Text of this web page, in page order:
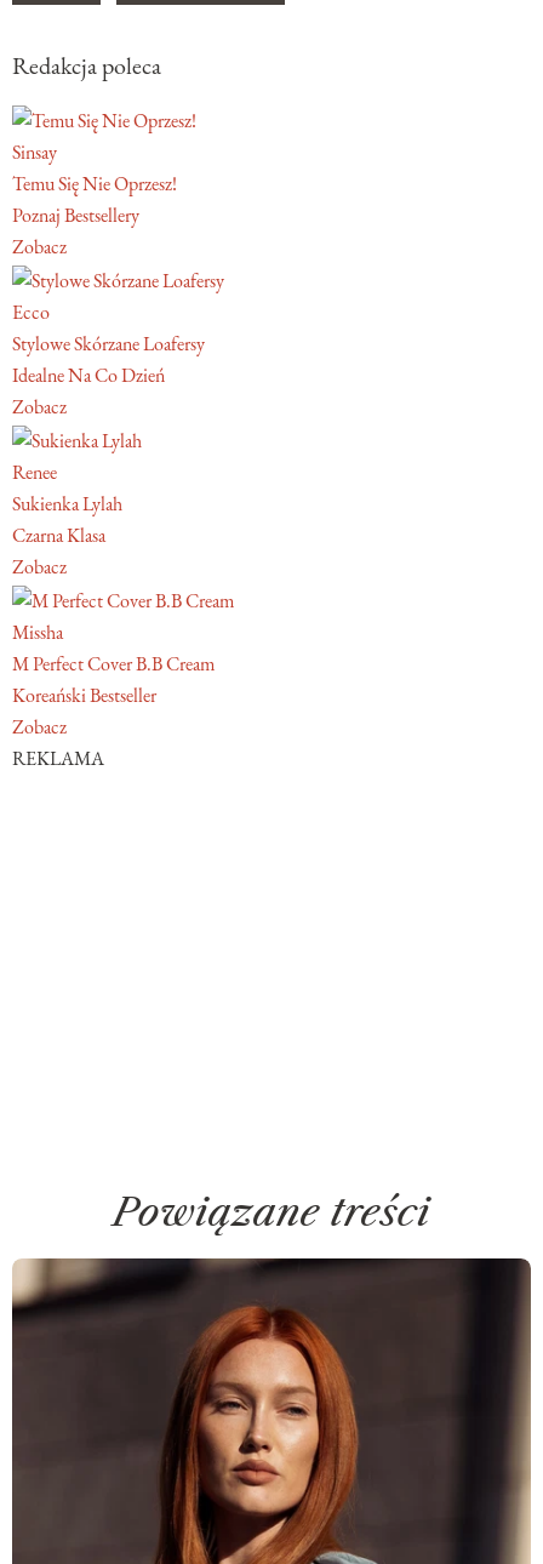
Redakcja poleca
Sinsay
Temu Się Nie Oprzesz!
Poznaj Bestsellery
Zobacz
Ecco
Stylowe Skórzane Loafersy
Idealne Na Co Dzień
Zobacz
Renee
Sukienka Lylah
Czarna Klasa
Zobacz
Missha
M Perfect Cover B.B Cream
Koreański Bestseller
Zobacz
REKLAMA
Powiązane treści